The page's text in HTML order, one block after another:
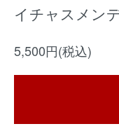
イチャスメン
5,500円(税込)